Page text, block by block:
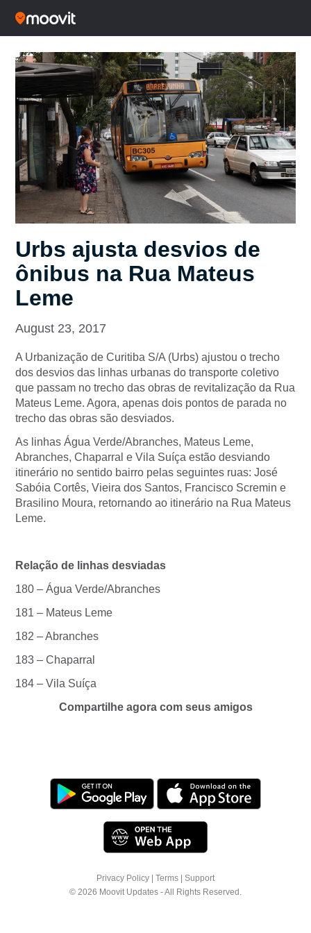
Urbs ajusta desvios de
ônibus na Rua Mateus
Leme
August 23, 2017
A Urbanização de Curitiba S/A (Urbs) ajustou o trecho
dos desvios das linhas urbanas do transporte coletivo
que passam no trecho das obras de revitalização da Rua
Mateus Leme. Agora, apenas dois pontos de parada no
trecho das obras são desviados.
As linhas Água Verde/Abranches, Mateus Leme,
Abranches, Chaparral e Vila Suíça estão desviando
itinerário no sentido bairro pelas seguintes ruas: José
Sabóia Cortês, Vieira dos Santos, Francisco Scremin e
Brasilino Moura, retornando ao itinerário na Rua Mateus
Leme.
Relação de linhas desviadas
180 – Água Verde/Abranches
181 – Mateus Leme
182 – Abranches
183 – Chaparral
184 – Vila Suíça
Compartilhe agora com seus amigos
Privacy Policy Terms
Support
© 2026 Moovit Updates - All Rights Reserved.